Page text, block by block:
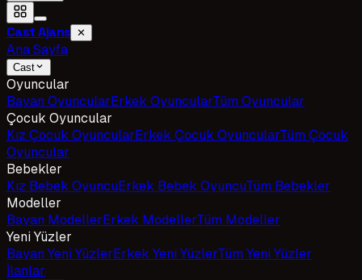
Cast Ajans ✕
Ana Sayfa
Cast
Oyuncular
Bayan OyuncularErkek OyuncularTüm Oyuncular
Çocuk Oyuncular
Kız Çocuk OyuncularErkek Çocuk OyuncularTüm Çocuk
Oyuncular
Bebekler
Kız Bebek OyuncuErkek Bebek OyuncuTüm Bebekler
Modeller
Bayan ModellerErkek ModellerTüm Modeller
Yeni Yüzler
Bayan Yeni YüzlerErkek Yeni YüzlerTüm Yeni Yüzler
İlanlar